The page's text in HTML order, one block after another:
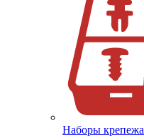
Наборы крепежа